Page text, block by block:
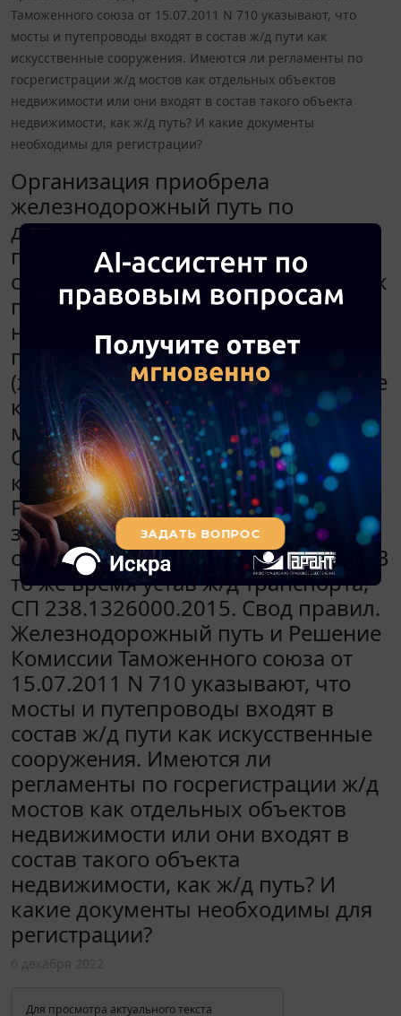
Таможенного союза от 15.07.2011 N 710 указывают, что
мосты и путепроводы входят в состав ж/д пути как
искусственные сооружения. Имеются ли регламенты по
госрегистрации ж/д мостов как отдельных объектов
недвижимости или они входят в состав такого объекта
недвижимости, как ж/д путь? И какие документы
необходимы для регистрации?
Организация приобрела
железнодорожный путь по
договору купли-продажи в 2011
году. В свидетельстве о праве
собственности зарегистрирован как
перегон. В техническом паспорте
на перегон указано, что перегон
проходит через железнодорожный
(ж/д) мост и путепровод. В договоре
купли-продажи сведений о ж/д
мосте и перегоне не имеется.
Сейчас возникла необходимость
капитального ремонта ж/д моста.
Росреестр предлагает
зарегистрировать ж/д мост как
отдельный объект недвижимости. В
то же время устав ж/д транспорта,
СП 238.1326000.2015. Свод правил.
Железнодорожный путь и Решение
Комиссии Таможенного союза от
15.07.2011 N 710 указывают, что
мосты и путепроводы входят в
состав ж/д пути как искусственные
сооружения. Имеются ли
регламенты по госрегистрации ж/д
мостов как отдельных объектов
недвижимости или они входят в
состав такого объекта
недвижимости, как ж/д путь? И
какие документы необходимы для
регистрации?
Для просмотра актуального текста